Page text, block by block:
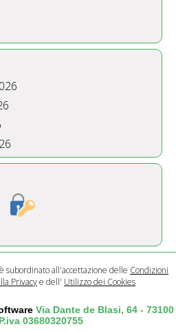
subordinato all'accettazione delle Condizioni
Privacye dell' Utilizzo dei Cookies
Via Dante de Blasi, 64 - 73100
03680320755